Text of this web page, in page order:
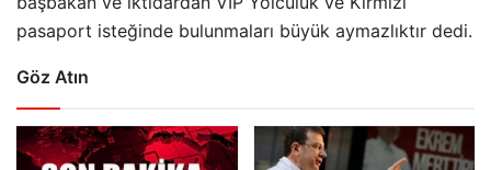
pasaport isteğinde bulunmaları büyük aymazlıktır dedi.
Göz Atın